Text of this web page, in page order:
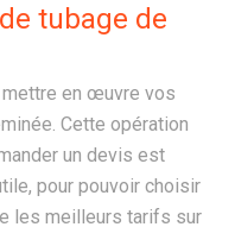
tubage de
en œuvre vos
Cette opération
un devis est
pour pouvoir choisir
les meilleurs tarifs sur